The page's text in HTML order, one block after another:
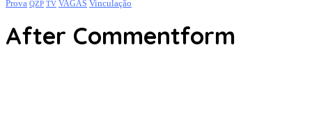
Prova QZP TV VAGAS Vinculação
After Commentform